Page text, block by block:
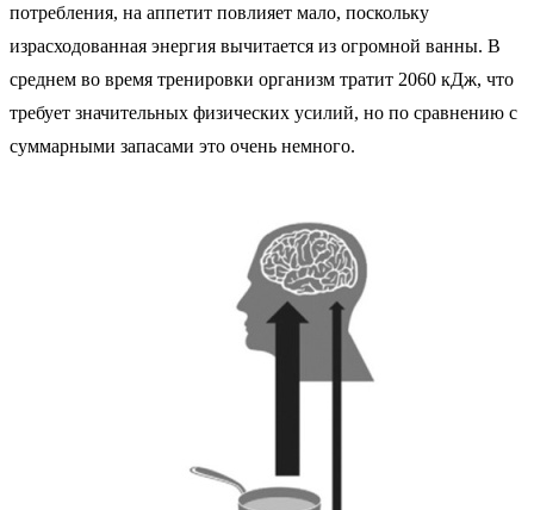
потребления, на аппетит повлияет мало, поскольку
израсходованная энергия вычитается из огромной ванны. В
среднем во время тренировки организм тратит 2060 кДж, что
требует значительных физических усилий, но по сравнению с
суммарными запасами это очень немного.